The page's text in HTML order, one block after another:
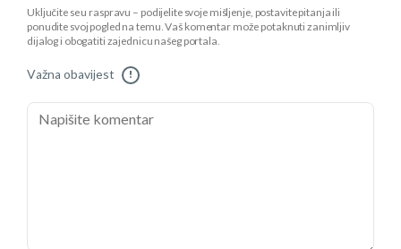
Uključite se u raspravu – podijelite svoje mišljenje, postavite pitanja ili
ponudite svoj pogled na temu. Vaš komentar može potaknuti zanimljiv
dijalog i obogatiti zajednicu našeg portala.
Važna obavijest !